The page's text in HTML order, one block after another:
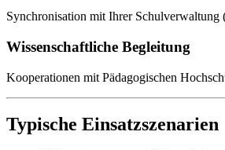
Synchronisation mit Ihrer Schulverwaltung
Wissenschaftliche Begleitung
Kooperationen mit Pädagogischen
Typische Einsatzszenarien